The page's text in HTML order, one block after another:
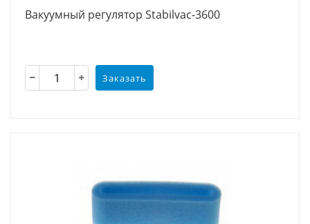
Вакуумный регулятор Stabilvac-3600
Заказать